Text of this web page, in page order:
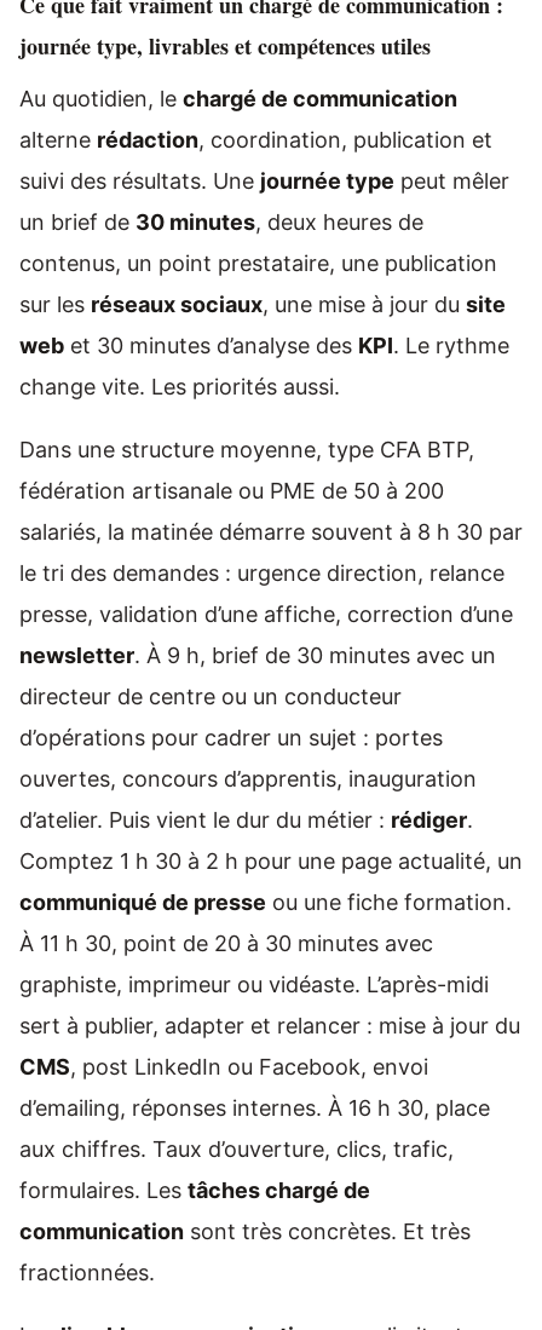
journée type, livrables et compétences utiles
Au quotidien, le chargé de communication
alterne rédaction, coordination, publication et
suivi des résultats. Une journée type peut mêler
un brief de 30 minutes, deux heures de
contenus, un point prestataire, une publication
sur les réseaux sociaux, une mise à jour du site
web et 30 minutes d’analyse des KPI. Le rythme
change vite. Les priorités aussi.
Dans une structure moyenne, type CFA BTP,
fédération artisanale ou PME de 50 à 200
salariés, la matinée démarre souvent à 8 h 30 par
le tri des demandes : urgence direction, relance
presse, validation d’une affiche, correction d’une
newsletter. À 9 h, brief de 30 minutes avec un
directeur de centre ou un conducteur
d’opérations pour cadrer un sujet : portes
ouvertes, concours d’apprentis, inauguration
d’atelier. Puis vient le dur du métier : rédiger.
Comptez 1 h 30 à 2 h pour une page actualité, un
communiqué de presse ou une fiche formation.
À 11 h 30, point de 20 à 30 minutes avec
graphiste, imprimeur ou vidéaste. L’après-midi
sert à publier, adapter et relancer : mise à jour du
CMS, post LinkedIn ou Facebook, envoi
d’emailing, réponses internes. À 16 h 30, place
aux chiffres. Taux d’ouverture, clics, trafic,
formulaires. Les tâches chargé de
communication sont très concrètes. Et très
fractionnées.